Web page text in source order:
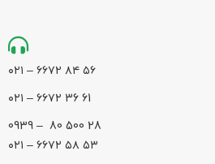
۵۶ ۸۴ ۶۶۷۲ – ۰۲۱
61 36 ۶۶۷۲ – ۰۲۱
28 500 80 – 0939
۵۳ ۵۸ ۶۶۷۲ – ۰۲۱